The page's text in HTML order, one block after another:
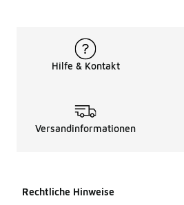
Hilfe & Kontakt
Versandinformationen
Rechtliche Hinweise